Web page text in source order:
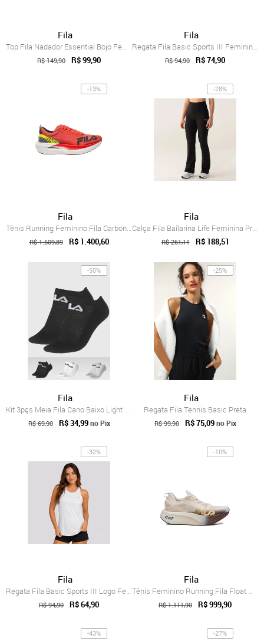
Fila
Top Fila Nadador Essential Bojo Feminino Preto
R$ 149,90 R$ 99,90
Fila
Regata Fila Basic Sports III Feminina Azul e Cinza
R$ 94,90 R$ 74,90
-13%
Fila
Tênis Running Feminino Fila Carbon 3 Laranja
R$ 1.609,89 R$ 1.400,60
-28%
Fila
Calça Fila Bailarina Life Feminina Preto...
R$ 261,11 R$ 188,51
-50%
Fila
Kit 3pçs Meia Fila Cano Baixo Light Preto/Cinza
R$ 69,90 R$ 34,99 no Pix
-25%
Fila
Regata Fila Tennis Basic Preta
R$ 99,90 R$ 75,09 no Pix
-32%
Fila
Regata Fila Basic Sports III Logo Feminina Branca
R$ 94,90 R$ 64,90
-10%
Fila
Tênis Feminino Running Fila Float Maxxi ...
R$ 1.111,90 R$ 999,90
-43% -27%